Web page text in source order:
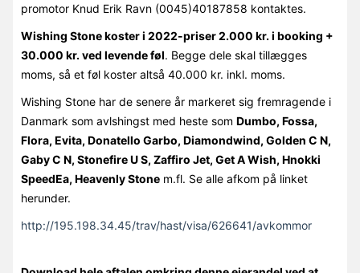
promotor Knud Erik Ravn (0045)40187858 kontaktes.
Wishing Stone koster i 2022-priser 2.000 kr. i booking +
30.000 kr. ved levende føl. Begge dele skal tillægges
moms, så et føl koster altså 40.000 kr. inkl. moms.
Wishing Stone har de senere år markeret sig fremragende i
Danmark som avlshingst med heste som Dumbo, Fossa,
Flora, Evita, Donatello Garbo, Diamondwind, Golden C N,
Gaby C N, Stonefire U S, Zaffiro Jet, Get A Wish, Hnokki
SpeedEa, Heavenly Stonem.fl. Se alle afkom på linket
herunder.
http://195.198.34.45/trav/hast/visa/626641/avkommor